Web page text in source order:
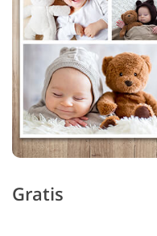
Gratis